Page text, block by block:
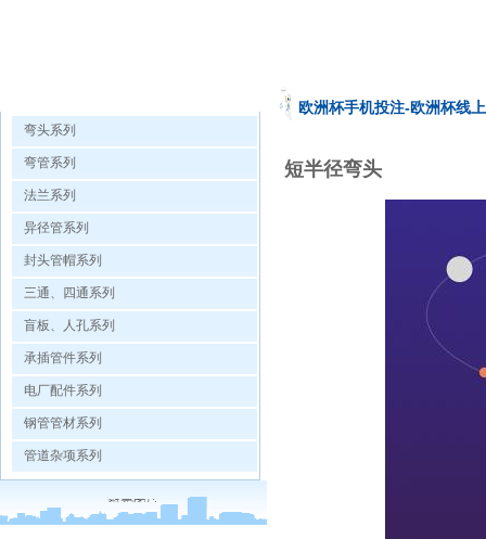
弯头系列
弯管系列
法兰系列
异径管系列
封头管帽系列
三通、四通系列
盲板、人孔系列
承插管件系列
电厂配件系列
钢管管材系列
管道杂项系列
欧洲杯手机投注-欧洲杯线
短半径弯头